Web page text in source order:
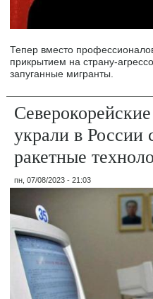
Тепер вместо
прикрытием на страну-
запуганные мигранты.
украли в России
ракетные
пн, 07/08/2023 - 21:03